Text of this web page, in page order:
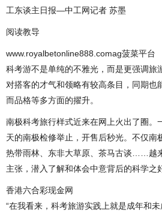
工东谈主日报—中工网记者 苏墨
阅读教导
www.royalbetonline888.comag菠菜平台
科考游不是单纯的不雅光，而是更强调旅
对搭客的才气和领略有较高条目，同期也
而品格等多方面的擢升。
南极科考旅行样式近来在网上火出了圈。
天的南极检修举止，开售后秒光。不仅南
热带雨林、东非大草原、茶马古谈……越
主张，潜入了解和体会中意背后的科学之
香港六合彩现金网
“在我看来，科考旅游实践上就是成年和